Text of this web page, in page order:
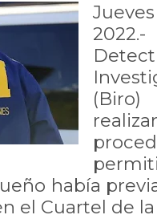
había
el Cuartel de la